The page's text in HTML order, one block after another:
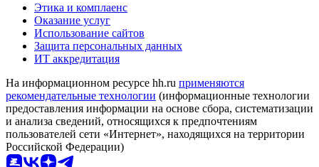
Этика и комплаенс
Оказание услуг
Использование сайтов
Защита персональных данных
ИТ аккредитация
На информационном ресурсе hh.ru применяются
рекомендательные технологии (информационные технологии
предоставления информации на основе сбора, систематизации
и анализа сведений, относящихся к предпочтениям
пользователей сети «Интернет», находящихся на территории
Российской Федерации)